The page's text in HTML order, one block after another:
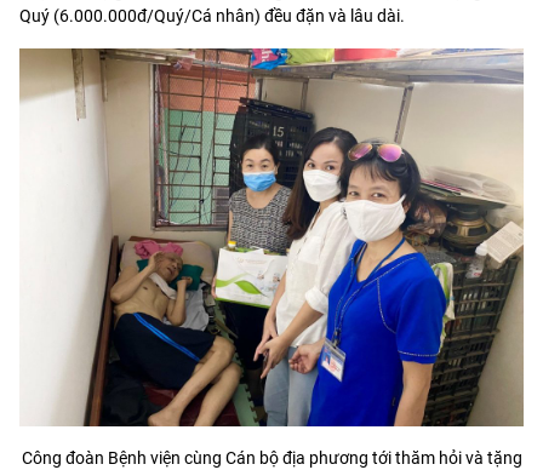
Quý (6.000.000đ/Quý/Cá nhân) đều đặn và lâu dài.
Công đoàn Bệnh viện cùng Cán bộ địa phương tới thăm hỏi và tặng